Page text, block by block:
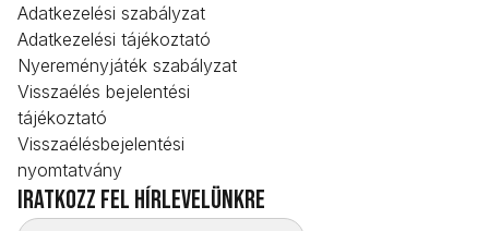
Adatkezelési szabályzat
Adatkezelési tájékoztató
Nyereményjáték szabályzat
Visszaélés bejelentési
tájékoztató
Visszaélésbejelentési
nyomtatvány
iratkozz fel hírlevelünkre